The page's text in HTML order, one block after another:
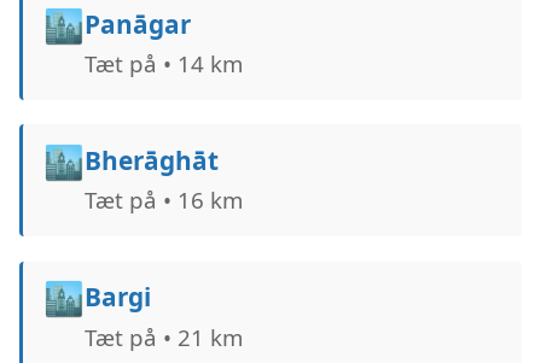
🏙️Panāgar
Tæt på • 14 km
🏙️Bherāghāt
Tæt på • 16 km
🏙️Bargi
Tæt på • 21 km